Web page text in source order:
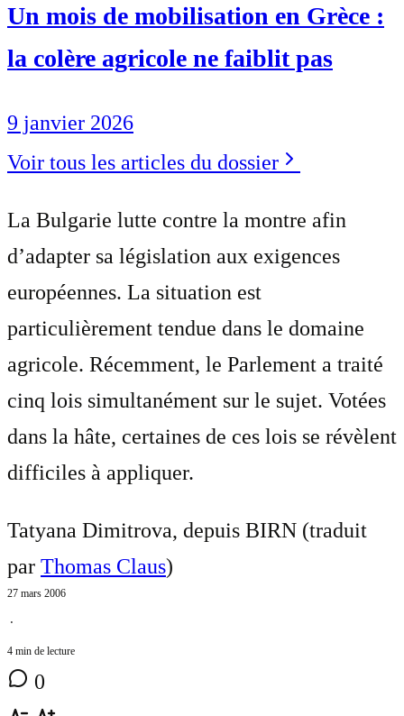
Un mois de mobilisation en Grèce :
la colère agricole ne faiblit pas
9 janvier 2026
Voir tous les articles du dossier
La Bulgarie lutte contre la montre afin
d’adapter sa législation aux exigences
européennes. La situation est
particulièrement tendue dans le domaine
agricole. Récemment, le Parlement a traité
cinq lois simultanément sur le sujet. Votées
dans la hâte, certaines de ces lois se révèlent
difficiles à appliquer.
Tatyana Dimitrova, depuis BIRN (traduit
par Thomas Claus)
27 mars 2006
⋅
4 min de lecture
0